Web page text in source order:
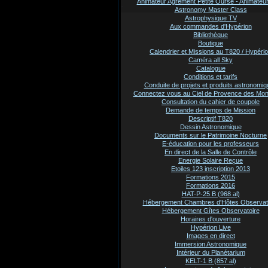
Astronomy Master Class
Astrophysique TV
Aux commandes d'Hypérion
Bibliothèque
Boutique
Calendrier et Missions au T820 /
Caméra all Sky
Catalogue
Conditions et tarifs
Conduite de projets et produits
Connectez vous au Ciel de Provence des
Consultation du cahier de coupole
Demande de temps de Mission
Descriptif T820
Dessin Astronomique
Documents sur le Patrimoine Nocturne
E-éducation pour les professeurs
En direct de la Salle de Contrôle
Energie Solaire Reçue
Etoiles 123 inscription 2013
Formations 2015
Formations 2016
HAT-P-25 B (968 al)
Hébergement Chambres d'Hôtes
Hébergement Gîtes Observatoire
Horaires d'ouverture
Hypérion Live
Images en direct
Immersion Astronomique
Intérieur du Planétarium
KELT-1 B (857 al)